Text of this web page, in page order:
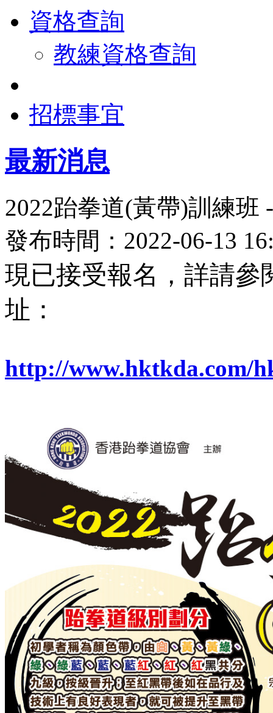
資格查詢
教練資格查詢
招標事宜
最新消息
2022跆拳道(黃帶)訓練班
發布時間：2022-06-13
現已接受報名，詳請參
址：
http://www.hktkda.com/